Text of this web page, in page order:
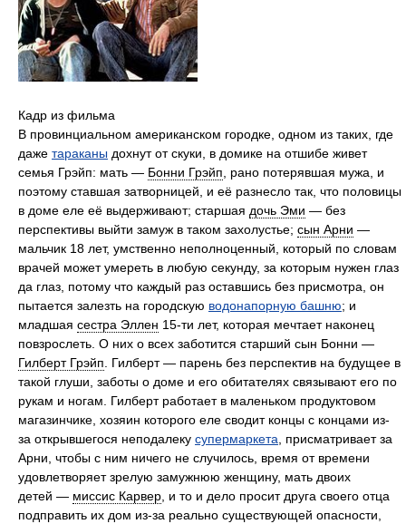
Кадр из фильма
В провинциальном американском городке, одном из таких, где
даже тараканы дохнут от скуки, в домике на отшибе живет
семья Грэйп: мать — Бонни Грэйп , рано потерявшая мужа, и
поэтому ставшая затворницей, и её разнесло так, что половицы
в доме еле её выдерживают; старшая дочь Эми — без
перспективы выйти замуж в таком захолустье; сын Арни —
мальчик 18 лет, умственно неполноценный, который по словам
врачей может умереть в любую секунду, за которым нужен глаз
да глаз, потому что каждый раз оставшись без присмотра, он
пытается залезть на городскую водонапорную башню; и
младшая сестра Эллен 15-ти лет, которая мечтает наконец
повзрослеть. О них о всех заботится старший сын Бонни —
Гилберт Грэйп . Гилберт — парень без перспектив на будущее в
такой глуши, заботы о доме и его обитателях связывают его по
рукам и ногам. Гилберт работает в маленьком продуктовом
магазинчике, хозяин которого еле сводит концы с концами из-
за открывшегося неподалеку супермаркета , присматривает за
Арни, чтобы с ним ничего не случилось, время от времени
удовлетворяет зрелую замужнюю женщину, мать двоих
детей — миссис Карвер , и то и дело просит друга своего отца
подправить их дом из-за реально существующей опасности,